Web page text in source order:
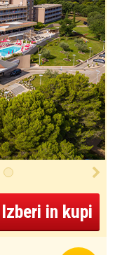
Izberi in kupi